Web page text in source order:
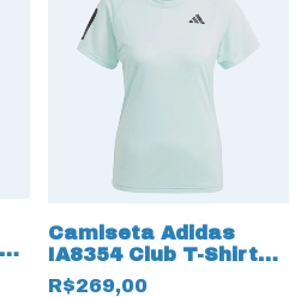
Camiseta Adidas
IA8354 Club T-Shirt
Turquesa
R$269,00